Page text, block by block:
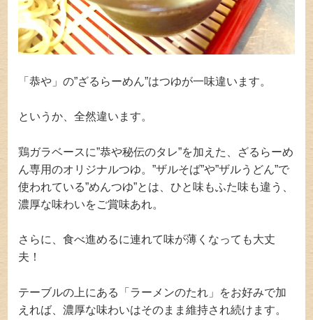
「恭や」の”ざるらーめん”はつゆが一味違います。
というか、全然違います。
鶏ガラベースに”恭や秘伝のタレ”を加えた、ざるらーめ
ん専用のオリジナルつゆ。”ザルそば”や”ザルうどん”で
使われている”めんつゆ”とは、ひと味もふた味も違う、
濃厚な味わいをご賞味あれ。
さらに、食べ進めるに連れて味が薄くなっても大丈
夫！
テーブルの上にある「ラーメンのたれ」をお好みで加
えれば、濃厚な味わいはそのまま維持され続けます。